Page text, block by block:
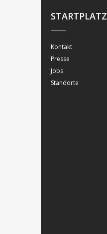
STARTPLATZ
Kontakt
Presse
Jobs
Standorte